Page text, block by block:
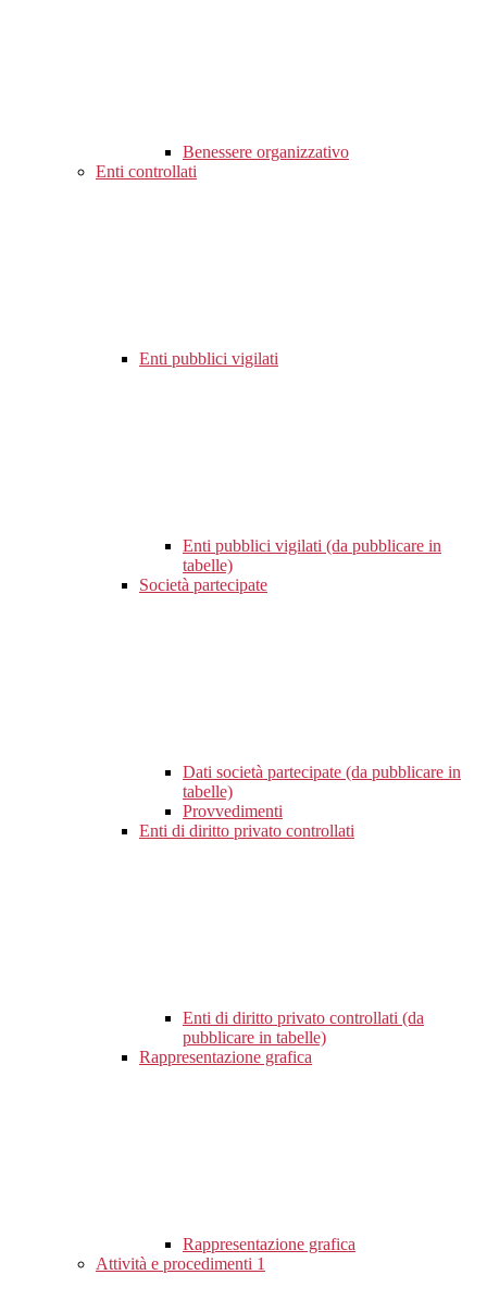
Benessere organizzativo
Enti controllati
Enti pubblici vigilati
Enti pubblici vigilati (da pubblicare in
tabelle)
Società partecipate
Dati società partecipate (da pubblicare in
tabelle)
Provvedimenti
Enti di diritto privato controllati
Enti di diritto privato controllati (da
pubblicare in tabelle)
Rappresentazione grafica
Rappresentazione grafica
Attività e procedimenti 1